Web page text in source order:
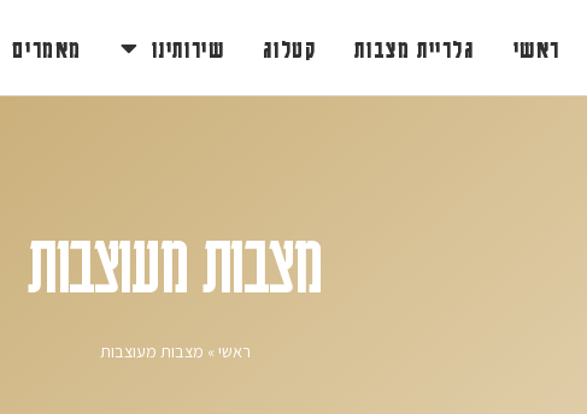
ראשי גלריית מצבות קטלוג שירותינו מאמרים
מצבות מעוצבות
ראשי» מצבות מעוצבות